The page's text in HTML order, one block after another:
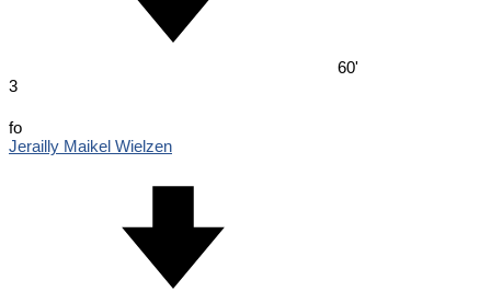
60'
3
fo
Jerailly Maikel Wielzen